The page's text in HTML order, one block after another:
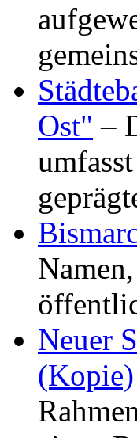
Ost" –
Neuer
(Kopie)